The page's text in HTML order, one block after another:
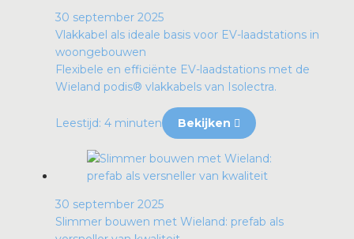
30 september 2025
Vlakkabel als ideale basis voor EV-laadstations in
woongebouwen
Flexibele en efficiënte EV-laadstations met de
Wieland podis® vlakkabels van Isolectra.
Leestijd: 4 minuten Bekijken
30 september 2025
Slimmer bouwen met Wieland: prefab als